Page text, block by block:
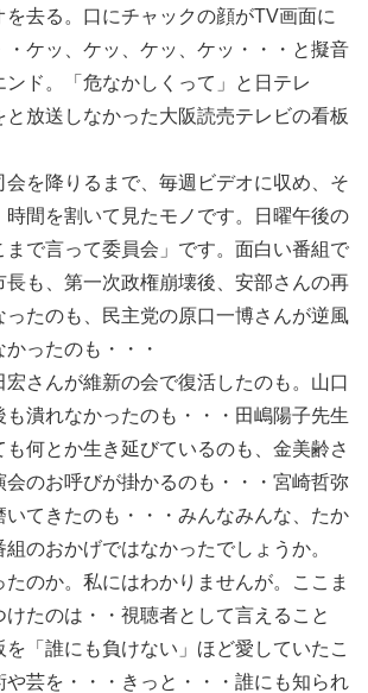
去る。口にチャックの顔がTV画面に
・ケッ、ケッ、ケッ、ケッ・・・と擬音
ンド。「危なかしくって」と日テレ
と放送しなかった大阪読売テレビの看板
会を降りるまで、毎週ビデオに収め、そ
時間を割いて見たモノです。日曜午後の
まで言って委員会」です。面白い番組で
長も、第一次政権崩壊後、安部さんの再
ったのも、民主党の原口一博さんが逆風
ったのも・・・
宏さんが維新の会で復活したのも。山口
も潰れなかったのも・・・田嶋陽子先生
も何とか生き延びているのも、金美齢さ
会のお呼びが掛かるのも・・・宮崎哲弥
いてきたのも・・・みんなみんな、たか
のおかげではなかったでしょうか。
のか。私にはわかりませんが。ここま
けたのは・・視聴者として言えること
「誰にも負けない」ほど愛していたこ
や芸を・・・きっと・・・誰にも知られ